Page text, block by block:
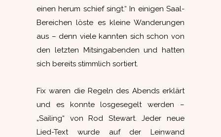
einen herum schief singt.“ In einigen Saal-
Bereichen löste es kleine Wanderungen
aus – denn viele kannten sich schon von
den letzten Mitsingabenden und hatten
sich bereits stimmlich sortiert.
Fix waren die Regeln des Abends erklärt
und es konnte losgesegelt werden –
„Sailing“ von Rod Stewart. Jeder neue
Lied-Text wurde auf der Leinwand